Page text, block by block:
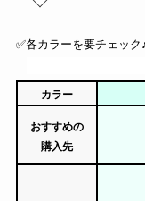
✅️各カラーを要チェック
カラー
おすすめの
購入先